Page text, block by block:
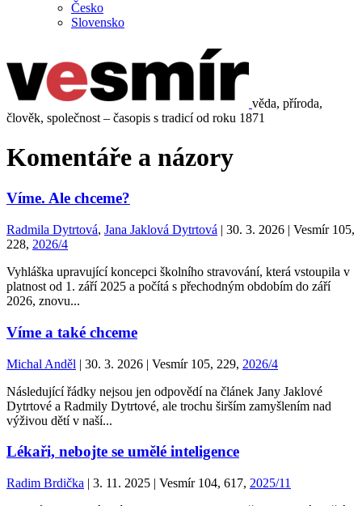
Česko
Slovensko
věda, příroda,
člověk, společnost – časopis s tradicí od roku 1871
Komentáře a názory
Víme. Ale chceme?
Radmila Dytrtová, Jana Jaklová Dytrtová | 30. 3. 2026 | Vesmír 105,
228, 2026/4
Vyhláška upravující koncepci školního stravování, která vstoupila v
platnost od 1. září 2025 a počítá s přechodným obdobím do září
2026, znovu...
Víme a také chceme
Michal Anděl | 30. 3. 2026 | Vesmír 105, 229, 2026/4
Následující řádky nejsou jen odpovědí na článek Jany Jaklové
Dytrtové a Radmily Dytrtové, ale trochu širším zamyšlením nad
výživou dětí v naší...
Lékaři, nebojte se umělé inteligence
Radim Brdička | 3. 11. 2025 | Vesmír 104, 617, 2025/11